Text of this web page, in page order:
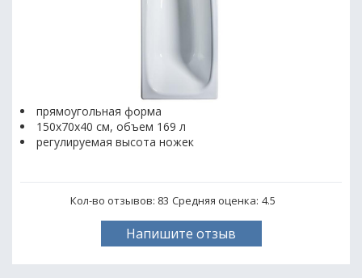
прямоугольная форма
150х70х40 см, объем 169 л
регулируемая высота ножек
Кол-во отзывов: 83 Средняя оценка: 4.5
Напишите отзыв